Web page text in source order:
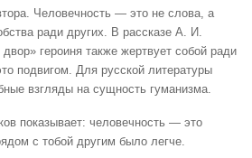
Человечность — это не слова, а
ради других. В рассказе А. И.
героиня также жертвует собой ради
подвигом. Для русской литературы
взгляды на сущность гуманизма.
показывает: человечность — это
с тобой другим было легче.